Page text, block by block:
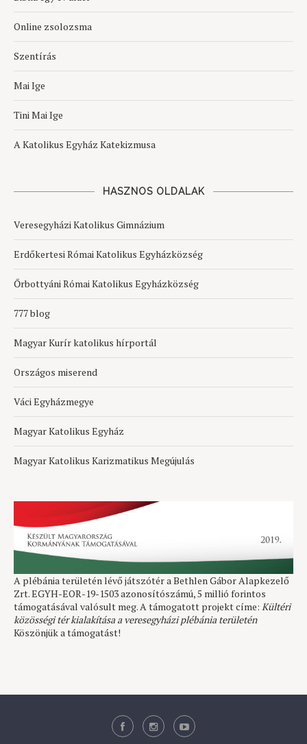
Online zsolozsma
Szentírás
Mai Ige
Tini Mai Ige
A Katolikus Egyház Katekizmusa
HASZNOS OLDALAK
Veresegyházi Katolikus Gimnázium
Erdőkertesi Római Katolikus Egyházközség
Őrbottyáni Római Katolikus Egyházközség
777 blog
Magyar Kurír katolikus hírportál
Országos miserend
Váci Egyházmegye
Magyar Katolikus Egyház
Magyar Katolikus Karizmatikus Megújulás
A plébánia területén lévő játszótér a Bethlen Gábor Alapkezelő
Zrt. EGYH-EOR-19-1503 azonosítószámú, 5 millió forintos
támogatásával valósult meg. A támogatott projekt címe: Kültéri
közösségi tér kialakítása a veresegyházi plébánia területén
Köszönjük a támogatást!